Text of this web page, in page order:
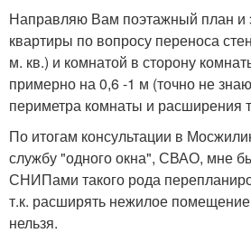
Направляю Вам поэтажный план и
квартиры по вопросу переноса
м. кв.) и комнатой в сторону
примерно на 0,6 -1 м (точно не
периметра комнаты и расширения
По итогам консультации в
службу "одного окна", СВАО, мне
СНИПами такого рода
т.к. расширять нежилое помещение
нельзя.